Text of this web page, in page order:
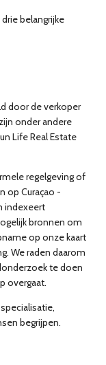
belangrijke
door de verkoper
onder andere
Life Real Estate
regelgeving of
op Curaçao -
indexeert
bronnen om
op onze kaart
We raden daarom
te doen
overgaat.
begrijpen.